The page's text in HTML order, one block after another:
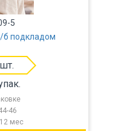
5
б подкладом
46
мес